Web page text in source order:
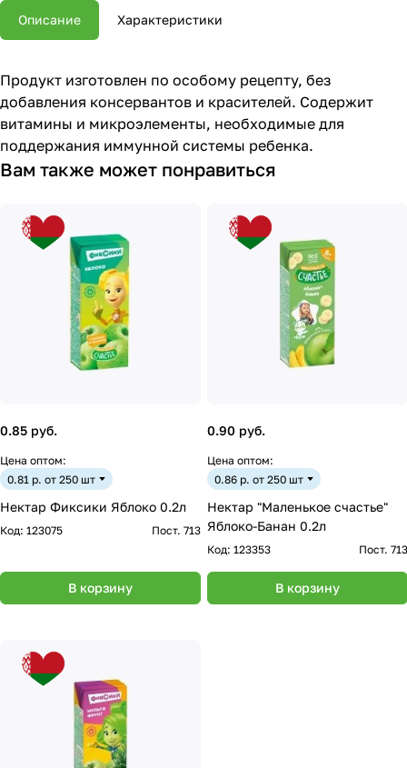
Описание Характеристики
Продукт изготовлен по особому рецепту, без
добавления консервантов и красителей. Содержит
витамины и микроэлементы, необходимые для
поддержания иммунной системы ребенка.
Вам также может понравиться
0.85 руб.
Цена оптом:
0.81 р. от 250 шт
Нектар Фиксики Яблоко 0.2л
Код: 123075 Пост. 713
В корзину
0.90 руб.
Цена оптом:
0.86 р. от 250 шт
Нектар "Маленькое счастье"
Яблоко-Банан 0.2л
Код: 123353 Пост. 713
В корзину